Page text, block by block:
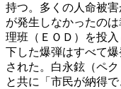
持つ。多くの人命被
が発生しなかったの
理班（ＥＯＤ）を投
下した爆弾はすべて
された。白永鉉（ペ
と共に「市民が納得